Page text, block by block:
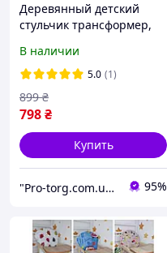
Деревянный детский
стульчик трансформер,
В наличии
5.0 (1)
798₴
899 ₴
Купить
"Pro-torg.com.ua" - интернет-магазин детских товаров и игрушек 95%